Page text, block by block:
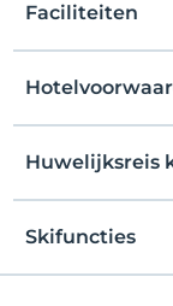
Faciliteiten
Check in
Na 13:00
Uitchecken
Huisdieren
Huwelijksreis
Skifuncties